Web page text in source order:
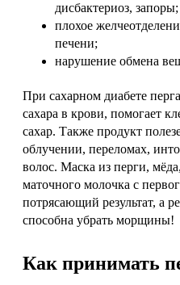
дисбактериоз, запоры;
плохое
печени;
нарушение обмена
При сахарном диабете
сахара в крови, помогает
сахар. Также продукт
облучении, переломах,
волос. Маска из перги,
маточного молочка с
потрясающий результат, а
способна убрать морщины!
Как принимать